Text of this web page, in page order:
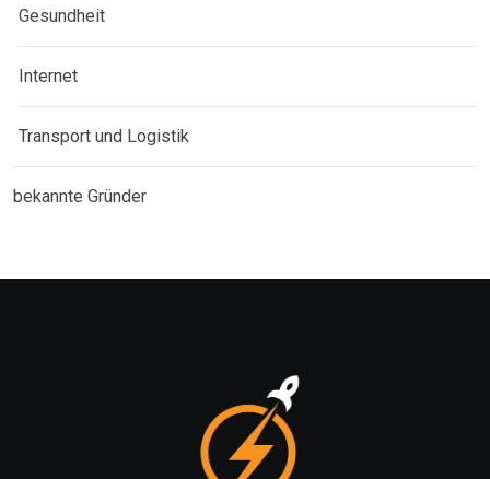
Gesundheit
Internet
Transport und Logistik
bekannte Gründer